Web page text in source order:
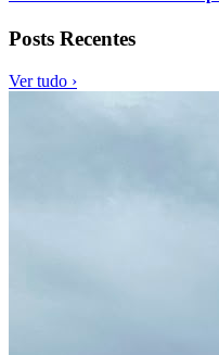
Posts Recentes
Ver tudo ›